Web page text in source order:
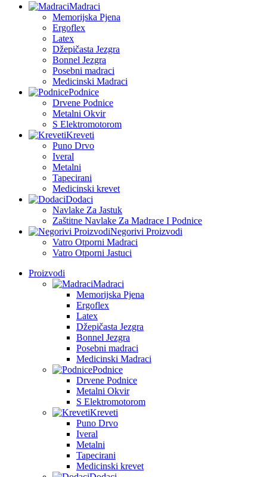
Madraci
Memorijska Pjena
Ergoflex
Latex
Džepičasta Jezgra
Bonnel Jezgra
Posebni madraci
Medicinski Madraci
Podnice
Drvene Podnice
Metalni Okvir
S Elektromotorom
Kreveti
Puno Drvo
Iveral
Metalni
Tapecirani
Medicinski krevet
Dodaci
Navlake Za Jastuk
Zaštitne Navlake Za Madrace I Podnice
Negorivi Proizvodi
Vatro Otporni Madraci
Vatro Otporni Jastuci
Proizvodi
Madraci
Memorijska Pjena
Ergoflex
Latex
Džepičasta Jezgra
Bonnel Jezgra
Posebni madraci
Medicinski Madraci
Podnice
Drvene Podnice
Metalni Okvir
S Elektromotorom
Kreveti
Puno Drvo
Iveral
Metalni
Tapecirani
Medicinski krevet